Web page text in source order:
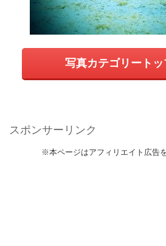
写真カテゴリート
スポンサーリンク
※本ページはアフィリエイト広告